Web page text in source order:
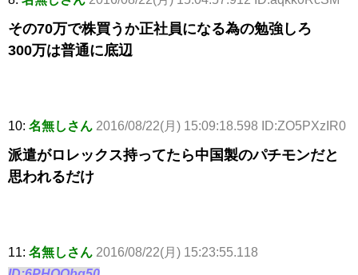
その70万で株買うか正社員になる為の勉強しろ
300万は普通に底辺
10: 名無しさん 2016/08/22(月) 15:09:18.598 ID:ZO5PXzIR0
派遣がロレックス持ってたら中国製のパチモンだと
思われるだけ
11: 名無しさん 2016/08/22(月) 15:23:55.118